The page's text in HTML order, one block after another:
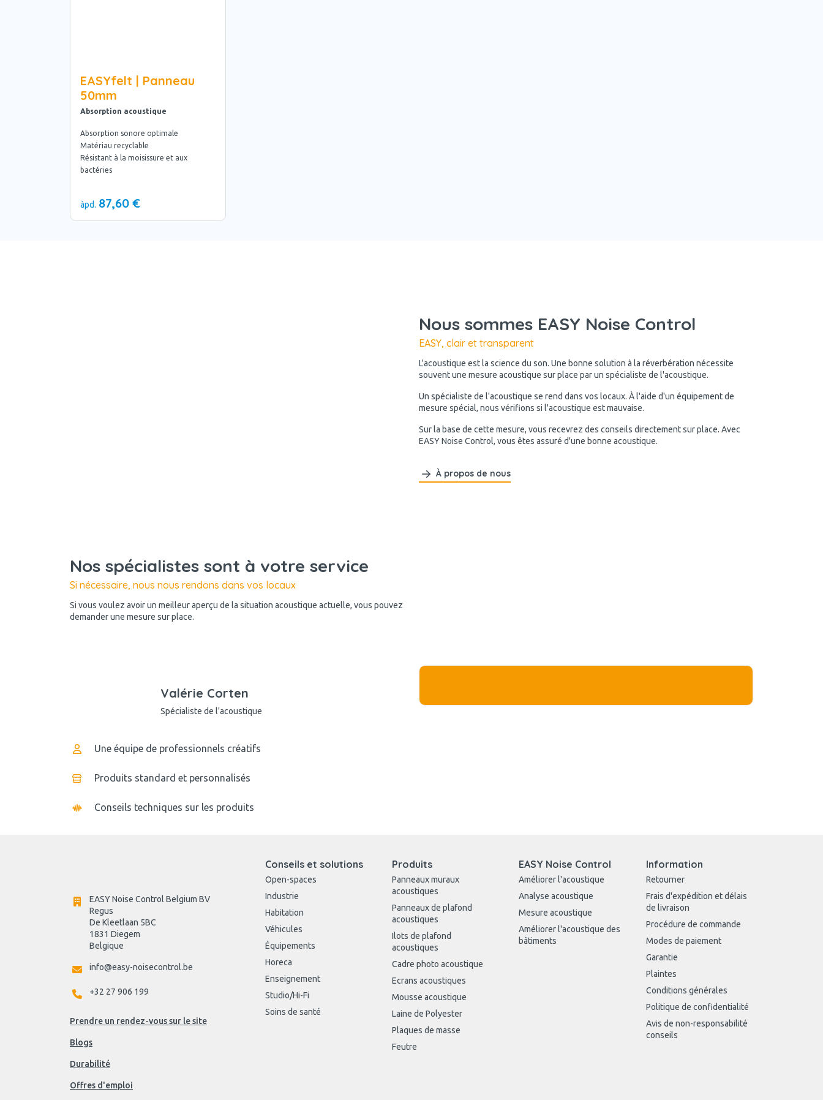
EASYfelt | Panneau
50mm
Absorption acoustique
Absorption sonore optimale
Matériau recyclable
Résistant à la moisissure et aux
bactéries
àpd. 87,60 €
Nous sommes EASY Noise Control
EASY, clair et transparent
L'acoustique est la science du son. Une bonne solution à la réverbération nécessite
souvent une mesure acoustique sur place par un spécialiste de l'acoustique.
Un spécialiste de l'acoustique se rend dans vos locaux. À l'aide d'un équipement de
mesure spécial, nous vérifions si l'acoustique est mauvaise.
Sur la base de cette mesure, vous recevrez des conseils directement sur place. Avec
EASY Noise Control, vous êtes assuré d'une bonne acoustique.
À propos de nous
Nos spécialistes sont à votre service
Si nécessaire, nous nous rendons dans vos locaux
Si vous voulez avoir un meilleur aperçu de la situation acoustique actuelle, vous pouvez
demander une mesure sur place.
Valérie Corten
Spécialiste de l'acoustique
Une équipe de professionnels créatifs
Produits standard et personnalisés
Conseils techniques sur les produits
EASY Noise Control Belgium BV
Regus
De Kleetlaan 5BC
1831 Diegem
Belgique
info@easy-noisecontrol.be
+32 27 906 199
Prendre un rendez-vous sur le site
Blogs
Durabilité
Offres d'emploi
Conseils et solutions
Open-spaces
Industrie
Habitation
Véhicules
Équipements
Horeca
Enseignement
Studio/Hi-Fi
Soins de santé
Produits
Panneaux muraux
acoustiques
Panneaux de plafond
acoustiques
Ilots de plafond
acoustiques
Cadre photo acoustique
Ecrans acoustiques
Mousse acoustique
Laine de Polyester
Plaques de masse
Feutre
EASY Noise Control
Améliorer l'acoustique
Analyse acoustique
Mesure acoustique
Améliorer l'acoustique des
bâtiments
Information
Retourner
Frais d'expédition et délais
de livraison
Procédure de commande
Modes de paiement
Garantie
Plaintes
Conditions générales
Politique de confidentialité
Avis de non-responsabilité
conseils